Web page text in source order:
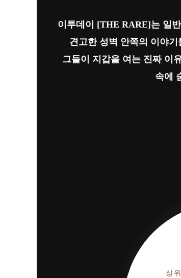
이투데이 [THE RARE]는 일
견고한 성벽 안쪽의 이야
그들이 지갑을 여는 진짜 이
속에
상